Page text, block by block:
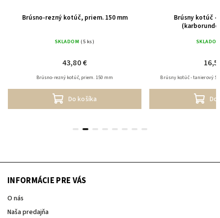
Brúsno-rezný kotúč, priem. 150 mm
SKLADOM (5 ks)
43,80 €
Do košíka
Brúsno-rezný kotúč, priem. 150 mm
Brúsny kotúč -
Do
Brúsny kotúč - tanierový
INFORMÁCIE PRE VÁS
O nás
Naša predajňa